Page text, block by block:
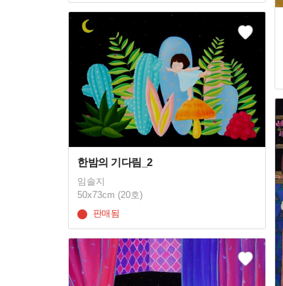
한밤의 기다림_2
임솔지
50x73cm (20호)
판매됨